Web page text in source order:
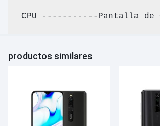
CPU -----------Pantalla de
productos similares